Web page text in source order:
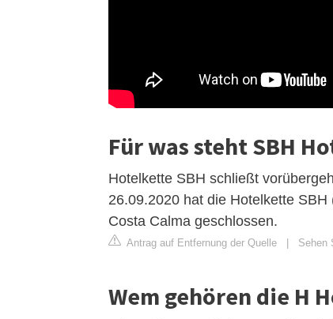
Für was steht SBH
Hotelkette SBH schließt
26.09.2020 hat die Hotelkette
Costa Calma geschlossen.
Antrag auf Entfernung der Quelle | Sehen
Wem gehören die H